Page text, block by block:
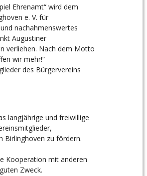
Ehrenamt“ wird dem
e. V. für
nachahmenswertes
Augustiner
verliehen. Nach dem Motto
wir mehr!“
des Bürgervereins
langjährige und freiwillige
Birlinghoven zu fördern.
Kooperation mit anderen
Zweck.